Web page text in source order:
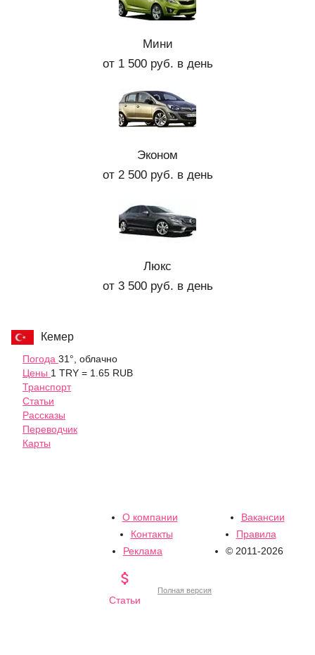
Мини
от 1 500 руб. в день
Эконом
от 2 500 руб. в день
Люкс
от 3 500 руб. в день
Кемер
Погода 31°, облачно
Цены 1 TRY = 1.65 RUB
Транспорт
Статьи
Рассказы
Переводчик
Карты
О компании
Вакансии
Контакты
Правила
Реклама
© 2011-2026

Статьи
Полная версия